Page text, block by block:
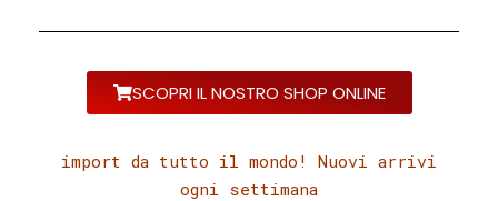
SCOPRI IL NOSTRO SHOP ONLINE
import da tutto il mondo! Nuovi arrivi
ogni settimana